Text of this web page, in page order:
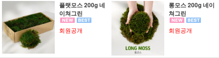
플랫모스 200g 네
이쳐그린
회원공개
롱모스 200g 네이
쳐그린
회원공개